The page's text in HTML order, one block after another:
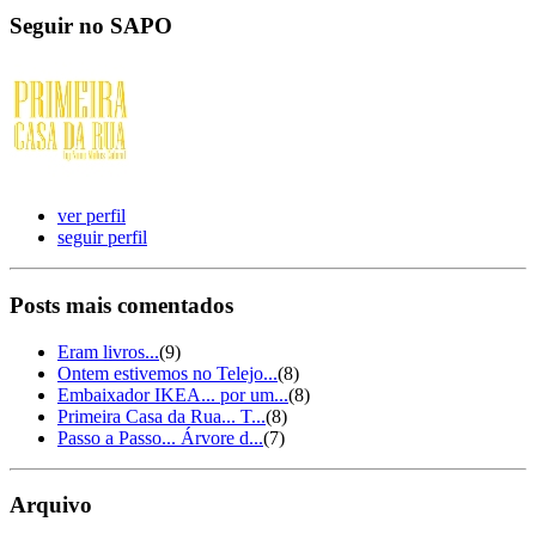
Seguir no SAPO
ver perfil
seguir perfil
Posts mais comentados
Eram livros...(9)
Ontem estivemos no Telejo...(8)
Embaixador IKEA... por um...(8)
Primeira Casa da Rua... T...(8)
Passo a Passo... Árvore d...(7)
Arquivo